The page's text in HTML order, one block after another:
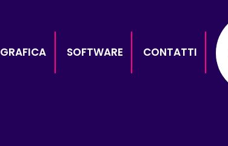
GRAFICA SOFTWARE CONTATTI